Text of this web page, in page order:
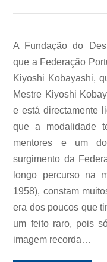
A Fundação do
que a Federação
Kiyoshi Kobayashi,
Mestre Kiyoshi
e está directamente
que a modalidade
mentores e um
surgimento da
longo percurso na
1958), constam
era dos poucos que
um feito raro, pois
imagem recorda…